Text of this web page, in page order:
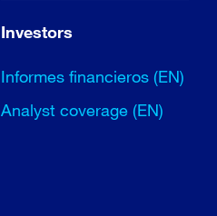
Investors
Informes financieros (EN)
Analyst coverage (EN)